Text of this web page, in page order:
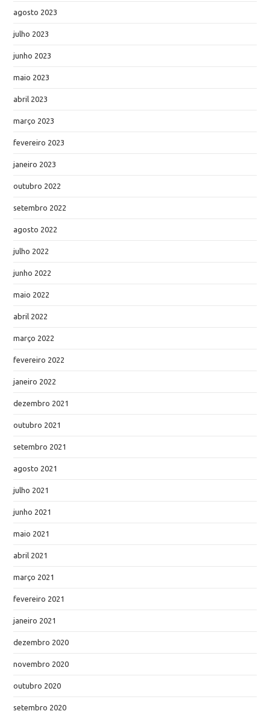
agosto 2023
julho 2023
junho 2023
maio 2023
abril 2023
março 2023
fevereiro 2023
janeiro 2023
outubro 2022
setembro 2022
agosto 2022
julho 2022
junho 2022
maio 2022
abril 2022
março 2022
fevereiro 2022
janeiro 2022
dezembro 2021
outubro 2021
setembro 2021
agosto 2021
julho 2021
junho 2021
maio 2021
abril 2021
março 2021
fevereiro 2021
janeiro 2021
dezembro 2020
novembro 2020
outubro 2020
setembro 2020